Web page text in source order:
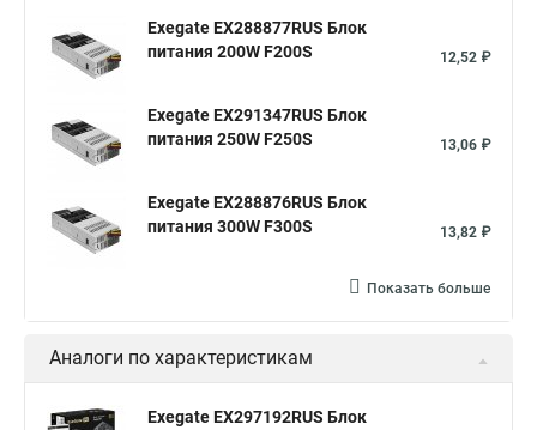
Exegate EX288877RUS Блок
питания 200W F200S
12,52 ₽
Exegate EX291347RUS Блок
питания 250W F250S
13,06 ₽
Exegate EX288876RUS Блок
питания 300W F300S
13,82 ₽
Показать больше
Аналоги по характеристикам
Exegate EX297192RUS Блок